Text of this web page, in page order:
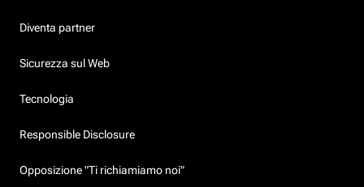
Diventa partner
Sicurezza sul Web
Tecnologia
Responsible Disclosure
Opposizione "Ti richiamiamo noi"